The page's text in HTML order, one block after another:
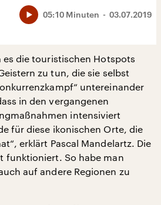
03.07.2019
05:10 Minuten
es die touristischen Hotspots
zu tun, die sie selbst
untereinander
in den vergangenen
intensiviert
für diese ikonischen Orte, die
erklärt Pascal Mandelartz. Die
funktioniert. So habe man
auf andere Regionen zu